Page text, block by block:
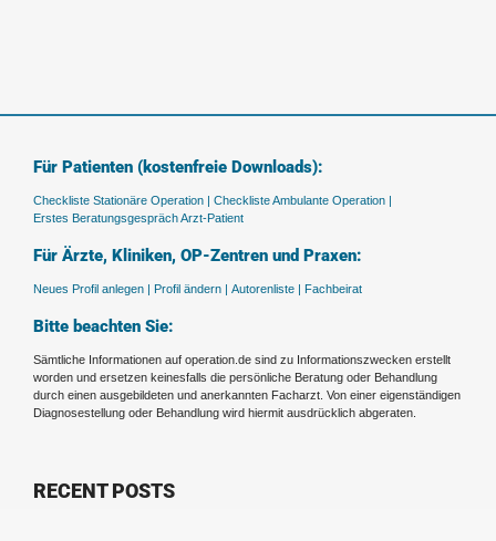
Für Patienten (kostenfreie Downloads):
Checkliste Stationäre Operation | Checkliste Ambulante Operation |
Erstes Beratungsgespräch Arzt-Patient
Für Ärzte, Kliniken, OP-Zentren und Praxen:
Neues Profil anlegen | Profil ändern | Autorenliste | Fachbeirat
Bitte beachten Sie:
Sämtliche Informationen auf operation.de sind zu Informationszwecken erstellt
worden und ersetzen keinesfalls die persönliche Beratung oder Behandlung
durch einen ausgebildeten und anerkannten Facharzt. Von einer eigenständigen
Diagnosestellung oder Behandlung wird hiermit ausdrücklich abgeraten.
RECENT POSTS